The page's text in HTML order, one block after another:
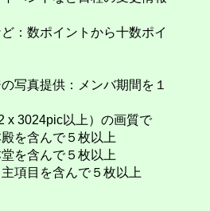
数ポイントから十数ポイ
真提供：メンバ期間を１
以上）の画質で
含んで５枚以上
含んで５枚以上
を含んで５枚以上